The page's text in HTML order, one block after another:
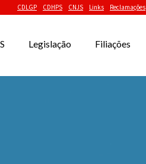
CDLGP CDHPS CNJS Links Reclamações
Legislação Filiações